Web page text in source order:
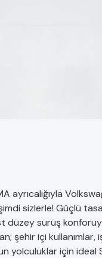
ayrıcalığıyla
sizlerle! Güçlü
düzey sürüş
şehir içi kullanımlar,
yolculuklar için ideal